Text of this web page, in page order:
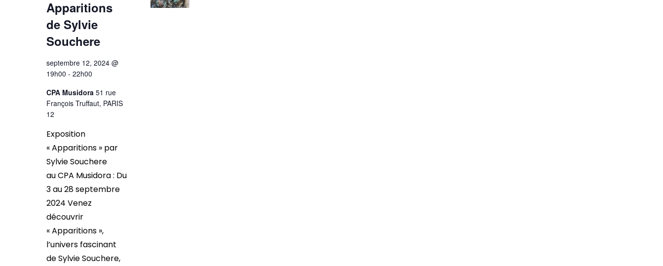
Apparitions
de Sylvie
Souchere
septembre 12, 2024 @
19h00 - 22h00
CPA Musidora 51 rue
François Truffaut, PARIS
12
Exposition
« Apparitions » par
Sylvie Souchere
au CPA Musidora : Du
3 au 28 septembre
2024 Venez
découvrir
« Apparitions »,
l’univers fascinant
de Sylvie Souchere,